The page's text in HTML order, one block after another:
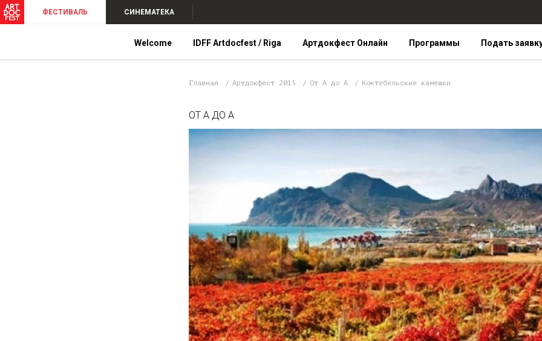
ФЕСТИВАЛЬ СИНЕМАТЕКА
Welcome IDFF Artdocfest / Riga Артдокфест Онлайн Программы Подать
Главная Артдокфест 2015 От А до А Коктебельские камешки
ОТ А ДО А